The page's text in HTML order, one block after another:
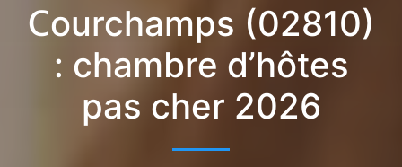
Courchamps (02810)
: chambre d’hôtes
pas cher 2026